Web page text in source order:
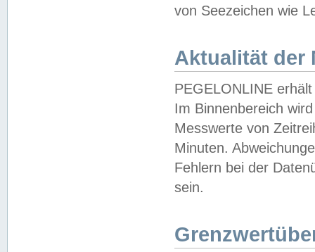
von Seezeichen wie
Aktualität der
PEGELONLINE
Im Binnenbereich
Messwerte von
Minuten.
Fehlern bei der
sein.